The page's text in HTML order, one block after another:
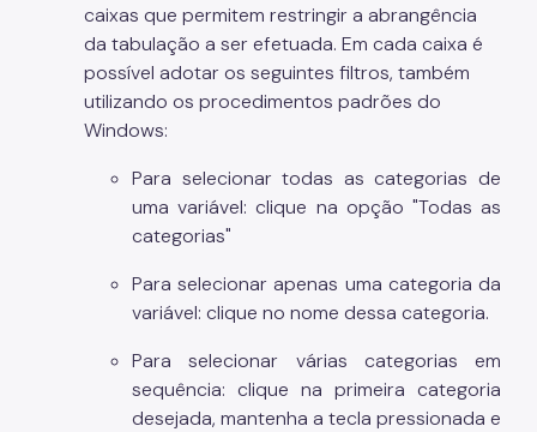
caixas que permitem restringir a abrangência
da tabulação a ser efetuada. Em cada caixa é
possível adotar os seguintes filtros, também
utilizando os procedimentos padrões do
Windows:
Para selecionar todas as categorias de
uma variável: clique na opção "Todas as
categorias"
Para selecionar apenas uma categoria da
variável: clique no nome dessa categoria.
Para selecionar várias categorias em
sequência: clique na primeira categoria
desejada, mantenha a tecla pressionada e